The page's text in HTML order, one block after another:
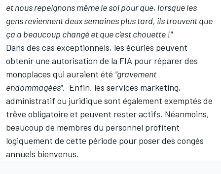
et nous repeignons même le sol pour que, lorsque les
gens reviennent deux semaines plus tard, ils trouvent que
ça a beaucoup changé et que c'est chouette !"
Dans des cas exceptionnels, les écuries peuvent
obtenir une autorisation de la FIA pour réparer des
monoplaces qui auraient été "gravement
endommagées". Enfin, les services marketing,
administratif ou juridique sont également exemptés de
trêve obligatoire et peuvent rester actifs. Néanmoins,
beaucoup de membres du personnel profitent
logiquement de cette période pour poser des congés
annuels bienvenus.